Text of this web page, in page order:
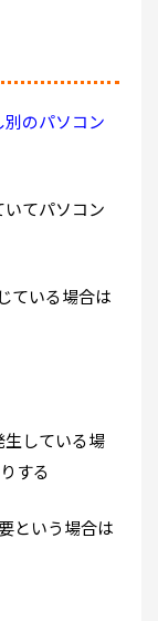
のパソコン
てパソコン
ている場合は
している場
する
という場合は